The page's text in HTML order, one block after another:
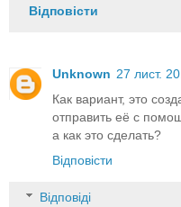
Відповісти
Unknown 27 лист.
Как вариант, это
отправить её с
а как это сделать?
Відповісти
Відповіді